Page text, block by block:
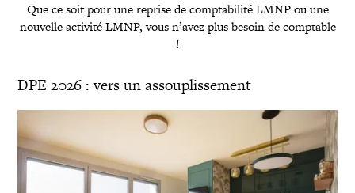
Que ce soit pour une reprise de comptabilité LMNP ou une
nouvelle activité LMNP, vous n’avez plus besoin de comptable
!
DPE 2026 : vers un assouplissement